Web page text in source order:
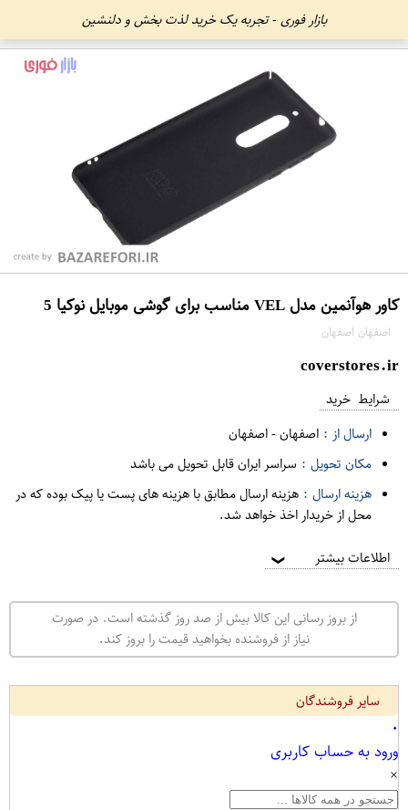
بازار فوری - تجربه یک خرید لذت بخش و دلنشین
کاور هوآنمین مدل VEL مناسب برای گوشی موبایل نوکیا 5
اصفهان اصفهان
coverstores.ir
شرایط خرید
ارسال از : اصفهان-اصفهان
مکان تحویل : سراسر ایران قابل تحویل می باشد
هزینه ارسال : هزینه ارسال مطابق با هزینه های پست یا پیک بوده که در
محل از خریدار اخذ خواهد شد.
اطلاعات بیشتر ❯
از بروز رسانی این کالا بیش از صد روز گذشته است. در صورت
نیاز از فروشنده بخواهید قیمت را بروز کند.
سایر فروشندگان
۰
ورود به حساب کاربری
×